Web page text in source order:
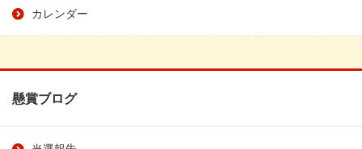
カレンダー
懸賞ブログ